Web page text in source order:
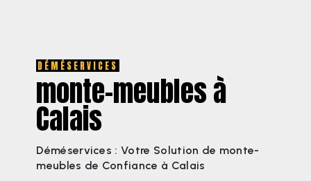
DÉMÉSERVICES
monte-meubles à
Calais
Déméservices : Votre Solution de monte-
meubles de Confiance à Calais